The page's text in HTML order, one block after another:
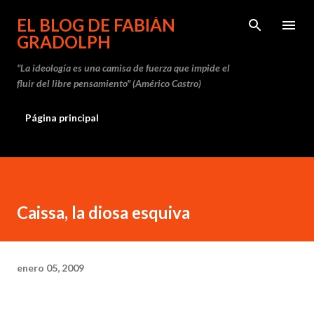
Ir al contenido principal
EL BLOG DE FABIÁN
GRADOLPH
"La ideología es una camisa de fuerza que impide el
fluir del libre pensamiento" (Américo Castro)
Página principal
Caissa, la diosa esquiva
enero 05, 2009